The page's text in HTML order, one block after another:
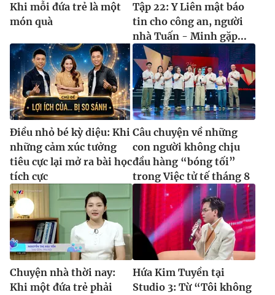
Khi mỗi đứa trẻ là một
món quà
Tập 22: Y Liên mật báo
tin cho công an, người
nhà Tuấn - Minh gặp...
Điều nhỏ bé kỳ diệu: Khi
những cảm xúc tưởng
tiêu cực lại mở ra bài học
tích cực
Câu chuyện về những
con người không chịu
đầu hàng “bóng tối”
trong Việc tử tế tháng 8
Chuyện nhà thời nay:
Khi một đứa trẻ phải
Hứa Kim Tuyền tại
Studio 3: Từ “Tôi không